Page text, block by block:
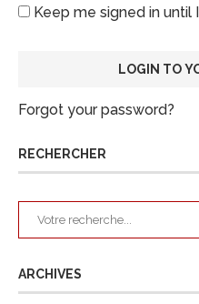
Keep me signed in until
Forgot your password?
RECHERCHER
ARCHIVES